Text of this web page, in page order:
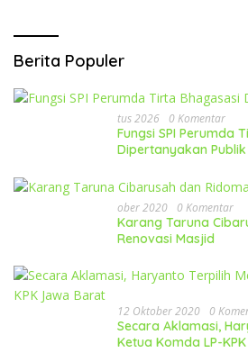
Berita Populer
Tus 2026
0 Komentar
Fungsi SPI Perumda
Dipertanyakan Publik
Ober 2020
0 Komentar
Karang Taruna
Renovasi Masjid
12 Oktober 2020 0
Secara Aklamasi,
Ketua Komda LP-